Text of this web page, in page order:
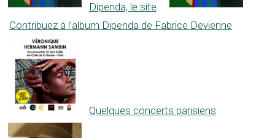
Dipenda, le site
Contribuez à l’album Dipenda de Fabrice Devienne
Quelques concerts parisiens